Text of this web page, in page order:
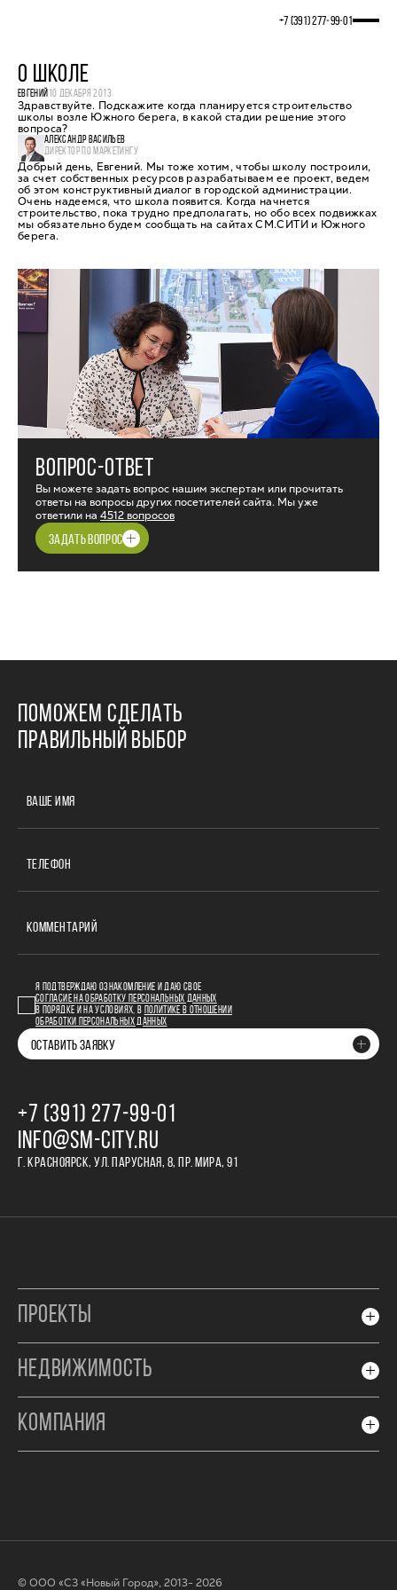
+7 (391) 277‒99‒01
О ШКОЛЕ
ЕВГЕНИЙ 10 ДЕКАБРЯ 2013
Здравствуйте. Подскажите когда планируется строительство
школы возле Южного берега, в какой стадии решение этого
вопроса?
АЛЕКСАНДР ВАСИЛЬЕВ
ДИРЕКТОР ПО МАРКЕТИНГУ
Добрый день, Евгений. Мы тоже хотим, чтобы школу построили,
за счет собственных ресурсов разрабатываем ее проект, ведем
об этом конструктивный диалог в городской администрации.
Очень надеемся, что школа появится. Когда начнется
строительство, пока трудно предполагать, но обо всех подвижках
мы обязательно будем сообщать на сайтах СМ.СИТИ и Южного
берега.
ВОПРОС-ОТВЕТ
Вы можете задать вопрос нашим экспертам или прочитать
ответы на вопросы других посетителей сайта. Мы уже
ответили на 4512 вопросов
ЗАДАТЬ ВОПРОС
ПОМОЖЕМ СДЕЛАТЬ
ПРАВИЛЬНЫЙ ВЫБОР
ВАШЕ ИМЯ
ТЕЛЕФОН
КОММЕНТАРИЙ
Я ПОДТВЕРЖДАЮ ОЗНАКОМЛЕНИЕ И ДАЮ СВОЕ
СОГЛАСИЕ НА ОБРАБОТКУ ПЕРСОНАЛЬНЫХ ДАННЫХ
В ПОРЯДКЕ И НА УСЛОВИЯХ, В
ПОЛИТИКЕ В ОТНОШЕНИИ
ОБРАБОТКИ ПЕРСОНАЛЬНЫХ ДАННЫХ
ОСТАВИТЬ ЗАЯВКУ
+7 (391) 277‒99‒01
INFO@SM-CITY.RU
Г. КРАСНОЯРСК, УЛ. ПАРУСНАЯ, 8, ПР. МИРА, 91
ПРОЕКТЫ
НЕДВИЖИМОСТЬ
КОМПАНИЯ
© ООО «СЗ «Новый Город», 2013- 2026